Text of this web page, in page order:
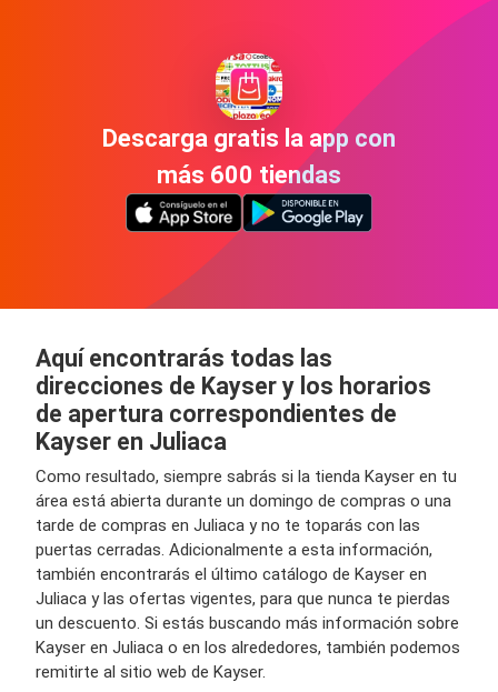
Descarga gratis la app con
más 600 tiendas
Aquí encontrarás todas las
direcciones de Kayser y los horarios
de apertura correspondientes de
Kayser en Juliaca
Como resultado, siempre sabrás si la tienda Kayser en tu
área está abierta durante un domingo de compras o una
tarde de compras en Juliaca y no te toparás con las
puertas cerradas. Adicionalmente a esta información,
también encontrarás el último catálogo de Kayser en
Juliaca y las ofertas vigentes, para que nunca te pierdas
un descuento. Si estás buscando más información sobre
Kayser en Juliaca o en los alrededores, también podemos
remitirte al sitio web de Kayser.